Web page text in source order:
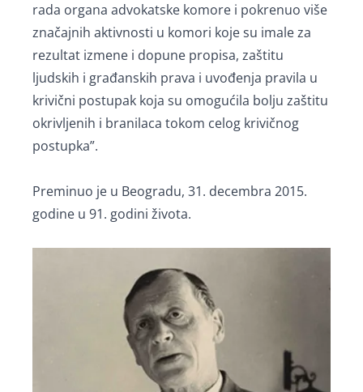
rada organa advokatske komore i pokrenuo više
značajnih aktivnosti u komori koje su imale za
rezultat izmene i dopune propisa, zaštitu
ljudskih i građanskih prava i uvođenja pravila u
krivični postupak koja su omogućila bolju zaštitu
okrivljenih i branilaca tokom celog krivičnog
postupka”.
Preminuo je u Beogradu, 31. decembra 2015.
godine u 91. godini života.